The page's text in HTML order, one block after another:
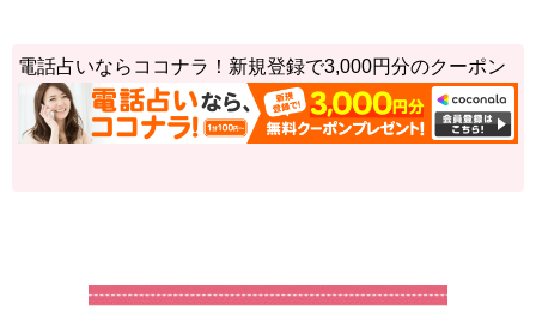
電話占いならココナラ！新規登録で3,000円分のクーポン